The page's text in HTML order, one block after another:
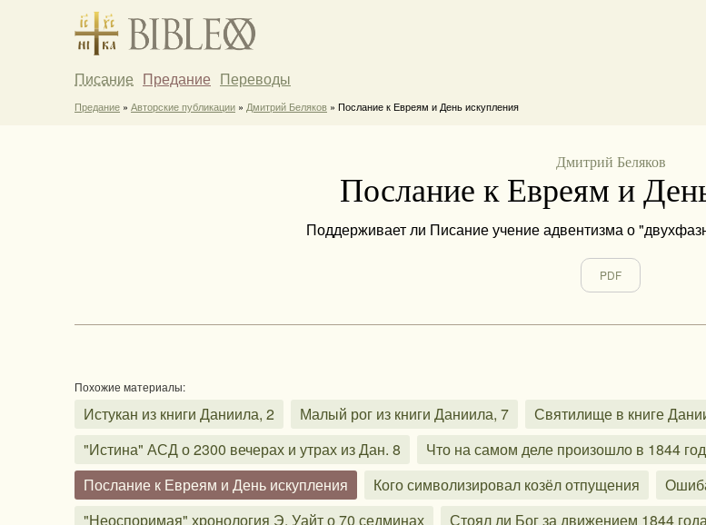
Писание Предание Переводы
Предание » Авторские публикации » Дмитрий Беляков » Послание к Евреям и День искупления
Дмитрий Беляков
Послание к Евреям и
Поддерживает ли Писание учение адвентизма о
PDF
Похожие материалы:
Истукан из книги Даниила, 2 Малый рог из книги Даниила, 7 Святилище в книге
"Истина" АСД о 2300 вечерах и утрах из Дан. 8
Что на самом деле произошло в 1844
Послание к Евреям и День искупления
Кого символизировал козёл отпущения
"Неоспоримая" хронология Э. Уайт о 70 седминах
Стоял ли Бог за движением 1844